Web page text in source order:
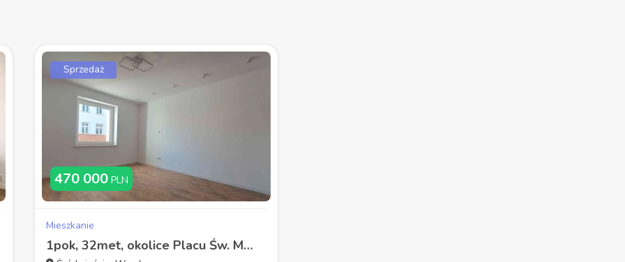
Sprzedaż
470 000 PLN
Mieszkanie
1pok, 32met, okolice Placu Św. Macieja PO REMONCIE/PIWNICA (Wrocław)